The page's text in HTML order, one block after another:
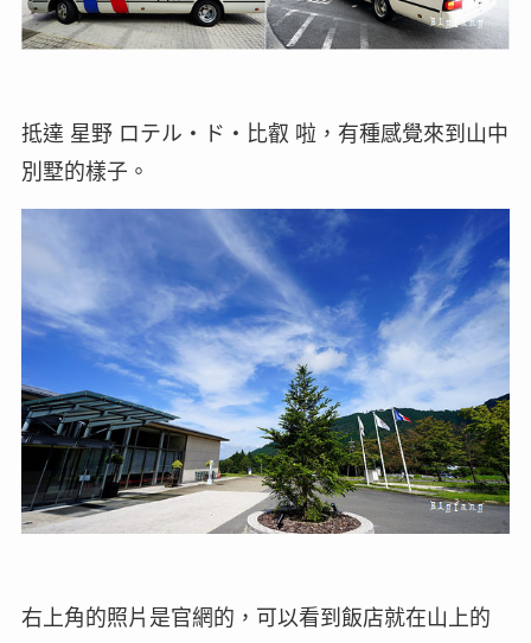
抵達 星野 ロテル・ド・比叡 啦，有種感覺來到山中
別墅的樣子。
右上角的照片是官網的，可以看到飯店就在山上的